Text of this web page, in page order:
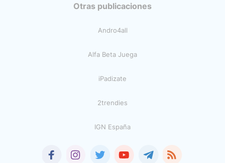
Otras publicaciones
Andro4all
Alfa Beta Juega
iPadizate
2trendies
IGN España